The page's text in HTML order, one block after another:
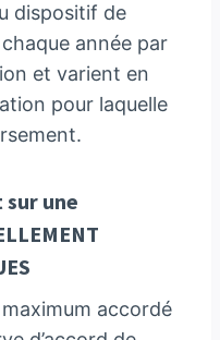
dispositif de
chaque année par
et varient en
pour laquelle
une
accordé